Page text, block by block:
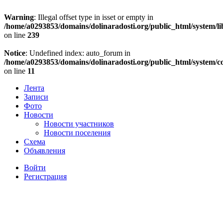
Warning: Illegal offset type in isset or empty in
/home/a0293853/domains/dolinaradosti.org/public_html/system/
on line 239
Notice: Undefined index: auto_forum in
/home/a0293853/domains/dolinaradosti.org/public_html/
on line 11
Лента
Записи
Фото
Новости
Новости участников
Новости поселения
Схема
Объявления
Войти
Регистрация